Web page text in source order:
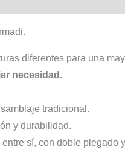
diferentes para una
necesidad.
tradicional.
y durabilidad.
sí, con doble